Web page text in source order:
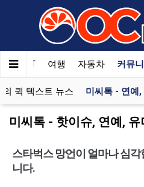
한국SAT 여행 자동차 커뮤
의 퀵 텍스트 뉴스 미씨톡 - 연예
미씨톡 - 핫이슈, 연예, 유
스타벅스 망언이 얼마나 심
니다.